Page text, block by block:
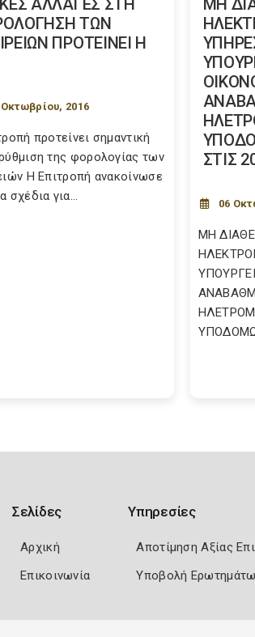
ΑΛΛΑΓΕΣ ΣΤΗ
ΤΩΝ
ΠΡΟΤΕΙΝΕΙ Η
Οκτωβρίου, 2016
προτείνει σημαντική
της φορολογίας των
Η Επιτροπή ανακοίνωσε
σχέδια για...
ΜΗ
ΣΤΙΣ
06
ΜΗ
Σελίδες
Αρχική
Επικοινωνία
Υπηρεσίες
Αποτίμηση Αξίας
Υποβολή